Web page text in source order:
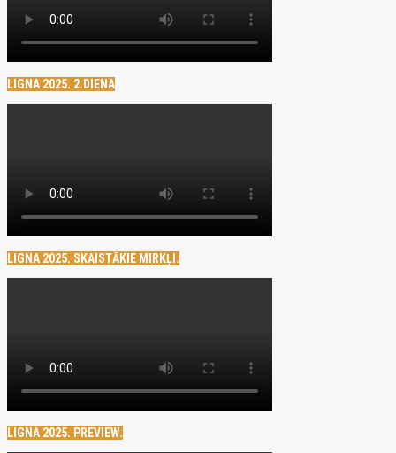
LIGNA 2025. 2.DIENA
LIGNA 2025. SKAISTĀKIE MIRKĻI.
LIGNA 2025. PREVIEW.